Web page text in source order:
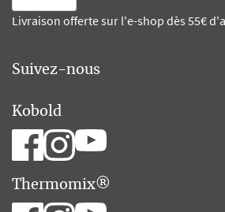
Livraison offerte sur l'e-shop dès 55€
Suivez-nous
Kobold
Thermomix®